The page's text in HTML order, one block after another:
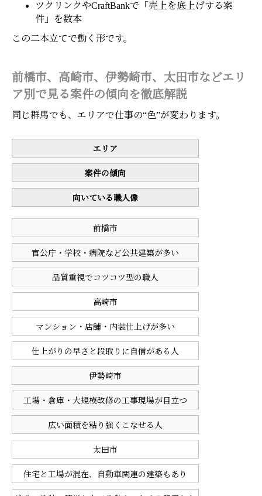
ツクリンクやCraftBankで「売上を底上げする案
件」を数本
この二本立てで動く形です。
前橋市、高崎市、伊勢崎市、太田市などエリ
ア別で見る案件の傾向を徹底解説
同じ群馬でも、エリアで仕事の“色”が変わります。
エリア
案件の傾向
向いている職人像
前橋市
官公庁・学校・病院など公共建築が多い
品質重視でコツコツ型の職人
高崎市
マンション・店舗・内装仕上げが多い
仕上がりの早さと段取りに自信がある人
伊勢崎市
工場・倉庫・大規模改修の工事現場が目立つ
広い面積を粘り強くこなせる人
太田市
住宅と工場が混在、自動車関連の建築もあり